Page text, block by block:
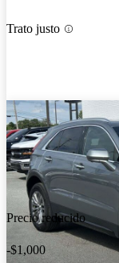
Trato justo
Precio reducido
-$1,000